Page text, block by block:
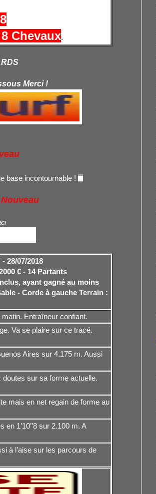
Chevaux.
Merci !
base incontournable !
Nouveau
28/07/2018
€ - 14 Partants
ayant gagné au moins
- Corde à gauche Terrain :
Entraîneur confiant.
Va se plaire sur ce tracé.
Aires sur 4.175 m. Aussi
sur sa forme actuelle.
mais en net regain de forme au
1’10’’8 sur 2.100 m. A
à l’aise sur les parcours de